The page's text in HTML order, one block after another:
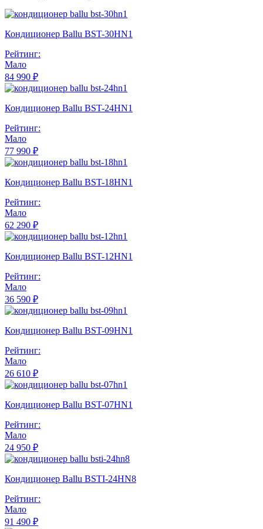
Кондиционер Ballu BST-30HN1
Рейтинг:
Мало
84 990 ₽
Кондиционер Ballu BST-24HN1
Рейтинг:
Мало
77 990 ₽
Кондиционер Ballu BST-18HN1
Рейтинг:
Мало
62 290 ₽
Кондиционер Ballu BST-12HN1
Рейтинг:
Мало
36 590 ₽
Кондиционер Ballu BST-09HN1
Рейтинг:
Мало
26 610 ₽
Кондиционер Ballu BST-07HN1
Рейтинг:
Мало
24 950 ₽
Кондиционер Ballu BSTI-24HN8
Рейтинг:
Мало
91 490 ₽